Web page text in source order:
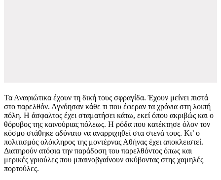
Τα Αναφιώτικα έχουν τη δική τους σφραγίδα. Έχουν μείνει πιστά
στο παρελθόν. Αγνόησαν κάθε τι που έφεραν τα χρόνια στη λοιπή
πόλη. Η άσφαλτος έχει σταματήσει κάτω, εκεί όπου ακριβώς και ο
θόρυβος της καινούριας πόλεως. Η ρόδα που κατέκτησε όλον τον
κόσμο στάθηκε αδύνατο να αναρριχηθεί στα στενά τους. Κι’ ο
πολιτισμός ολόκληρος της μοντέρνας Αθήνας έχει αποκλειστεί.
Διατηρούν ατόφια την παράδοση του παρελθόντος όπως και
μερικές γριούλες που μπαινοβγαίνουν σκύβοντας στης χαμηλές
πορτούλες.